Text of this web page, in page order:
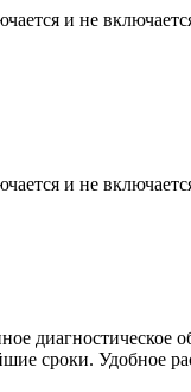
и не
и не
сроки. Удобное